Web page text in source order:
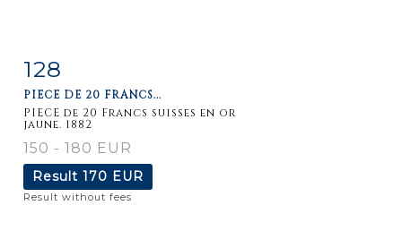
Item detail
128
PIECE DE 20 FRANCS...
PIECE de 20 Francs suisses en or
jaune. 1882
150 - 180 EUR
Result 170 EUR
Result without fees